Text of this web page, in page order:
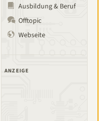
Ausbildung & Beruf
Offtopic
Webseite
ANZEIGE